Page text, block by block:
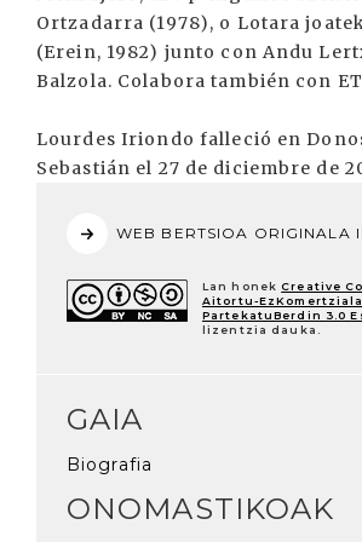
Ortzadarra (1978), o Lotara
(Erein, 1982) junto con Andu
Balzola. Colabora también con
Lourdes Iriondo falleció en
Sebastián el 27 de diciembre de
WEB BERTSIOA ORIGINALA
Lan honek Creative
Aitortu-
PartekatuBerdin 3.0
lizentzia dauka.
GAIA
Biografia
ONOMASTIKOAK